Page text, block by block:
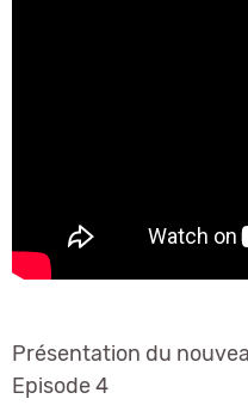
Présentation du
Episode 4